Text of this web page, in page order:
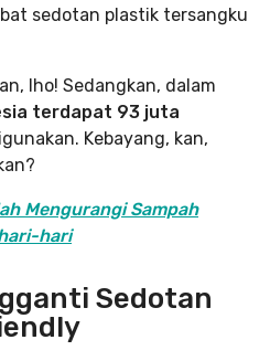
sedotan plastik tersangku
lho! Sedangkan, dalam
terdapat 93 juta
Kebayang, kan,
Mengurangi Sampah
hari
Sedotan